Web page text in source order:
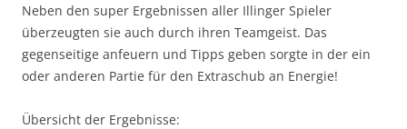
Neben den super Ergebnissen aller Illinger Spieler
überzeugten sie auch durch ihren Teamgeist. Das
gegenseitige anfeuern und Tipps geben sorgte in der ein
oder anderen Partie für den Extraschub an Energie!
Übersicht der Ergebnisse: